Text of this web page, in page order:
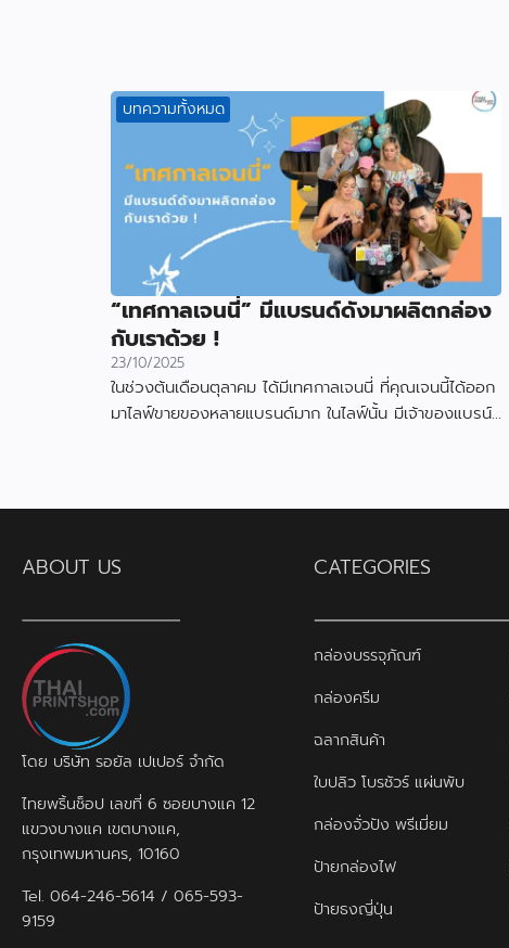
บทความทั้งหมด
“เทศกาลเจนนี่” มีแบรนด์ดังมาผลิตกล่อง
กับเราด้วย !
23/10/2025
ในช่วงต้นเดือนตุลาคม ได้มีเทศกาลเจนนี่ ที่คุณเจนนี้ได้ออก
มาไลฟ์ขายของหลายแบรนด์มาก ในไลฟ์นั้น มีเจ้าของแบรน์
ABOUT US
โดย บริษัท รอยัล เปเปอร์ จำกัด
ไทยพริ้นช็อป เลขที่ 6 ซอยบางแค 12
แขวงบางแค เขตบางแค,
กรุงเทพมหานคร, 10160
Tel. 064-246-5614 / 065-593-
9159
CATEGORIES
กล่องบรรจุภัณฑ์
กล่องครีม
ฉลากสินค้า
ใบปลิว โบรชัวร์ แผ่นพับ
กล่องจั่วปัง พรีเมี่ยม
ป้ายกล่องไฟ
ป้ายธงญี่ปุ่น